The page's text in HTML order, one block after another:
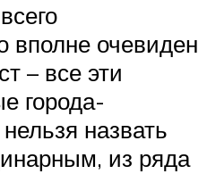
вполне очевиден
– все эти
города-
назвать
из ряда